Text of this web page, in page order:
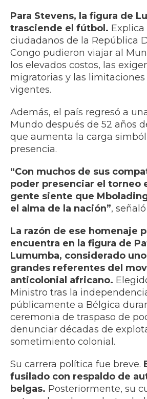
Para Stevens, la figura de
trasciende el fútbol.
ciudadanos de la República
Congo pudieron viajar al
los elevados costos, las
migratorias y las limitaciones
vigentes.
Además, el país regresó a
Mundo después de 52 años
que aumenta la carga
presencia.
“Con muchos de sus
poder presenciar el torneo
gente siente que
el alma de la nación”,
La razón de ese homenaje
encuentra en la figura de
Lumumba, considerado
grandes referentes del
anticolonial africano.
Ministro tras la
públicamente a Bélgica
ceremonia de traspaso de
denunciar décadas de
sometimiento colonial.
Su carrera política fue breve.
fusilado con respaldo de
belgas. Posteriormente, su